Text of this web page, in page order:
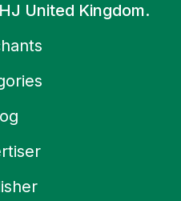
United Kingdom.